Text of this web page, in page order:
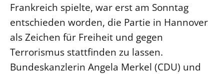
Frankreich spielte, war erst am Sonntag
entschieden worden, die Partie in Hannover
als Zeichen für Freiheit und gegen
Terrorismus stattfinden zu lassen.
Bundeskanzlerin Angela Merkel (CDU) und
Beruf
Freie Stellen